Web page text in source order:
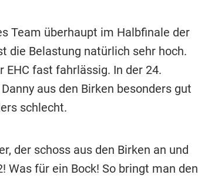
Team überhaupt im Halbfinale der
die Belastung natürlich sehr hoch.
EHC fast fahrlässig. In der 24.
aus den Birken besonders gut
schlecht.
der schoss aus den Birken an und
Was für ein Bock! So bringt man den